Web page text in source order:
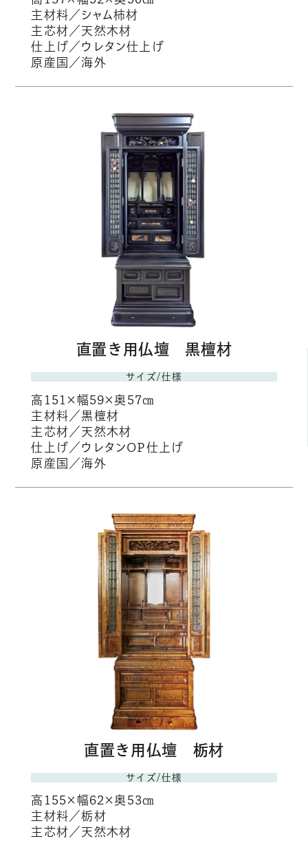
主材料／シャム柿材
主芯材／天然木材
仕上げ／ウレタン仕上げ
原産国／海外
直置き用仏壇 黒檀材
サイズ/仕様
高151×幅59×奥57㎝
主材料／黒檀材
主芯材／天然木材
仕上げ／ウレタンOP仕上げ
原産国／海外
直置き用仏壇 栃材
サイズ/仕様
高155×幅62×奥53㎝
主材料／栃材
主芯材／天然木材